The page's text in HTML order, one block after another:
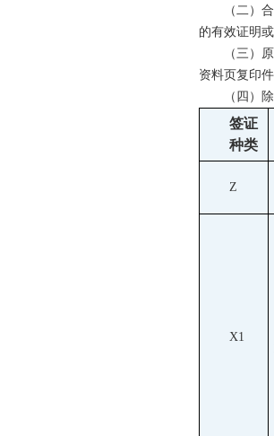
（二）
的有效证明
（三）
资料页复印
（四）
签证
种类
Z
X1